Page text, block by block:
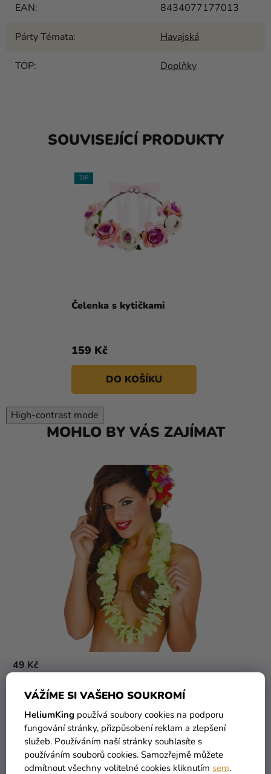
VÁŽÍME SI VAŠEHO SOUKROMÍ
HeliumKing používá soubory cookies na podporu
fungování stránky, přizpůsobení reklam a zlepšení
služeb. Používáním naší stránky souhlasíte s
používáním souborů cookies. Samozřejmě můžete
odmítnout všechny volitelné cookies kliknutím sem.
EAN: 8434077177013
Párty Témata: Havajská
TOP: Doplňky
SOUVISEJÍCÍ PRODUKTY
TIP
Čelenka s kytičkami
159 Kč
DO KOŠÍKU
High-contrast mode
MOHLO BY VÁS ZAJÍMAT
Havajský věnec - zelený
49 Kč
DO KOŠÍKU